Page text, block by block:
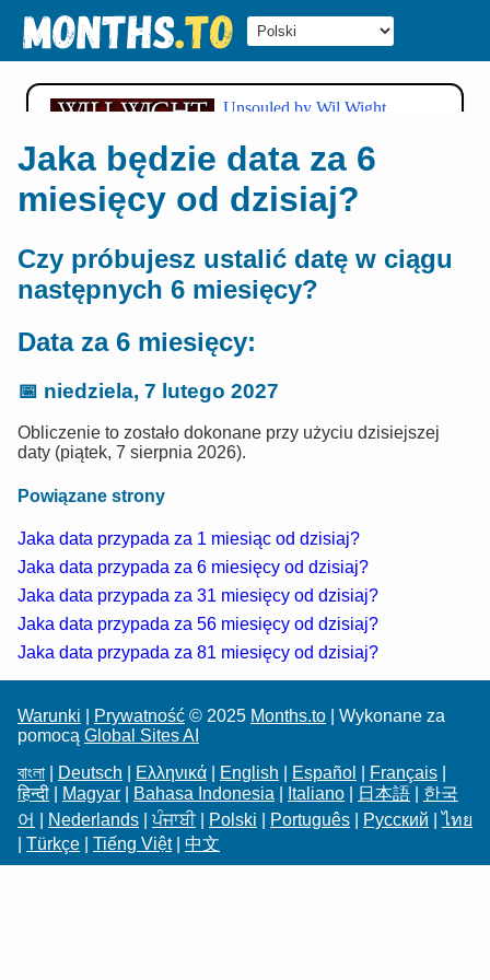
Jaka będzie data za 6
miesięcy od dzisiaj?
Czy próbujesz ustalić datę w ciągu
następnych 6 miesięcy?
Data za 6 miesięcy:
📅 niedziela, 7 lutego 2027
Obliczenie to zostało dokonane przy użyciu dzisiejszej
daty (piątek, 7 sierpnia 2026).
Powiązane strony
Jaka data przypada za 1 miesiąc od dzisiaj?
Jaka data przypada za 6 miesięcy od dzisiaj?
Jaka data przypada za 31 miesięcy od dzisiaj?
Jaka data przypada za 56 miesięcy od dzisiaj?
Jaka data przypada za 81 miesięcy od dzisiaj?
Warunki Prywatność © 2025 Months.to | Wykonane za
pomocą Global Sites AI
বাংলা
Deutsch Ελληνικά English Español Français
हिन्दी
Magyar Bahasa Indonesia Italiano 日本語
한국
어
Nederlands |ਪੰਜਾਬੀ| Polski Português Русский |ไทย
Türkçe Tiếng Việt| 中文